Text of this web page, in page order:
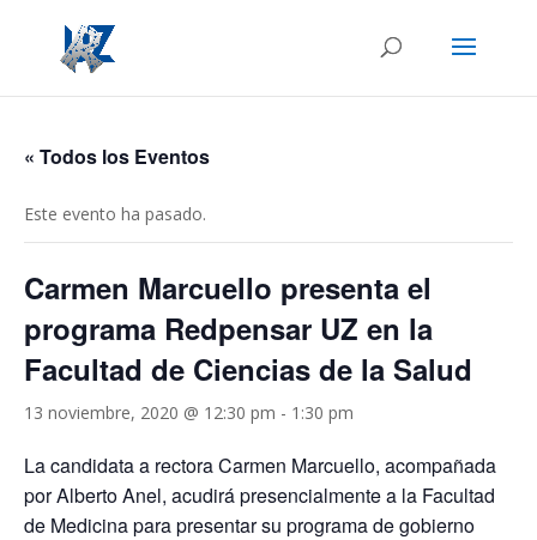
« Todos los Eventos
Este evento ha pasado.
Carmen Marcuello presenta el
programa Redpensar UZ en la
Facultad de Ciencias de la Salud
13 noviembre, 2020 @ 12:30 pm - 1:30 pm
La candidata a rectora Carmen Marcuello, acompañada
por Alberto Anel, acudirá presencialmente a la Facultad
de Medicina para presentar su programa de gobierno